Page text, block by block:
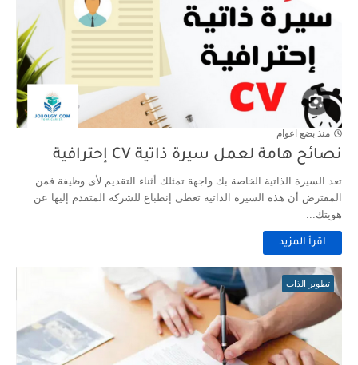
منذ بضع اعوام
نصائح هامة لعمل سيرة ذاتية CV إحترافية
تعد السيرة الذاتية الخاصة بك واجهة تمثلك أثناء التقديم لأى وظيفة فمن
المفترض أن هذه السيرة الذاتية تعطى إنطباع للشركة المتقدم إليها عن
هويتك...
اقرأ المزيد
تطوير الذات